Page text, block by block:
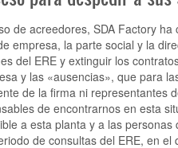
de acreedores, SDA Factory
empresa, la parte social y la
del ERE y extinguir los
y las «ausencias», que para
de la firma ni representantes
de encontrarnos en esta
a esta planta y a las
de consultas del ERE, en